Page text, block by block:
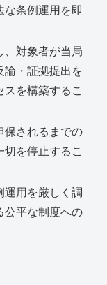
条例運用を即
、対象者が当局
・証拠提出を
を構築するこ
保されるまでの
を停止するこ
運用を厳しく調
公平な制度への